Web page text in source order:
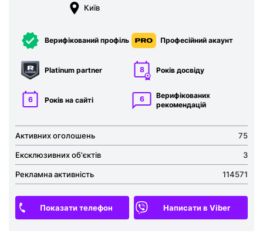
Київ
Верифікований профіль Професійний акаунт
Platinum partner 8 Років досвіду
6 Років на сайті 6
Верифікованих
рекомен­дацій
Активних оголошень 75
Ексклюзивних об'єктів 3
Рекламна активність 114571
Показати телефон Написати в Viber